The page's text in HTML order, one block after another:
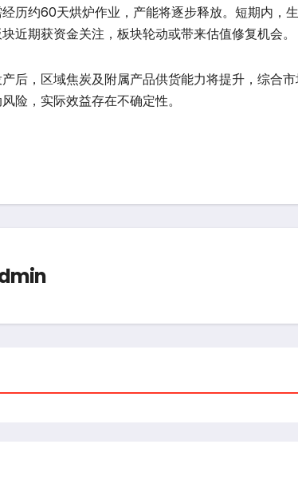
历约60天烘炉作业，产能将逐步释放。短期内，
近期获资金关注，板块轮动或带来估值修复机会。
后，区域焦炭及附属产品供货能力将提升，综合
险，实际效益存在不确定性。